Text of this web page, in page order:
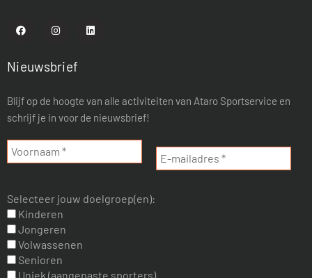
Nieuwsbrief
Blijf op de hoogte van alle activiteiten van Ataro Sportservice en
schrijf je in voor de nieuwsbrief!
Selecteer jouw doelgroep(en):
Kinderen
Jongeren
Volwassenen
Senioren
Uniek (aangepaste sporters)